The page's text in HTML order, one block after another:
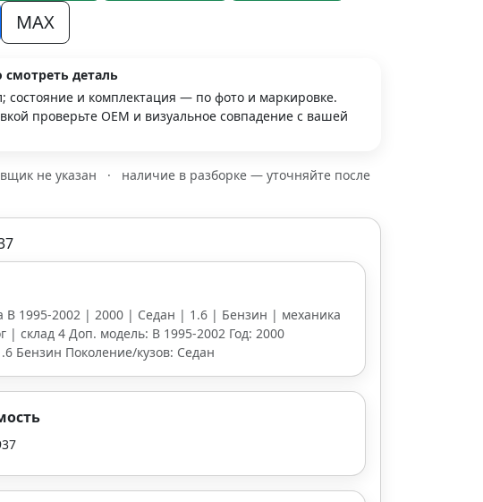
MAX
деталь
состояние и комплектация — по фото и маркировке.
проверьте OEM и визуальное совпадение с вашей
не указан ·
наличие в разборке — уточняйте после
B 1995-2002 | 2000 | Седан | 1.6 | Бензин | механика
| склад 4 Доп. модель: B 1995-2002 Год: 2000
Бензин Поколение/кузов: Седан